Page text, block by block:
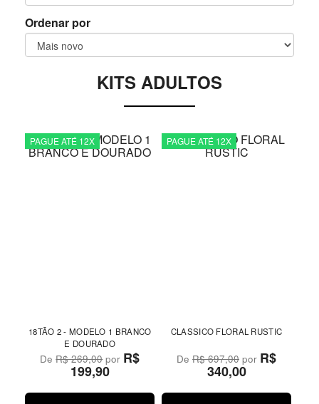
Ordenar por
KITS ADULTOS
PAGUE ATÉ 12X
18TÃO 2 - MODELO 1 BRANCO
E DOURADO
DeR$ 269,00por R$
199,90
PAGUE ATÉ 12X
CLASSICO FLORAL RUSTIC
DeR$ 697,00 por R$
340,00